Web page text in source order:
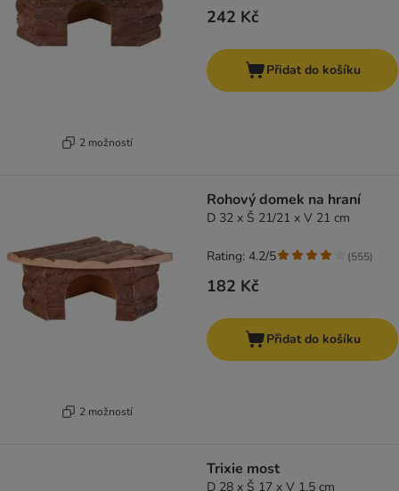
2 možností
242 Kč
Přidat do košíku
2 možností
Rohový domek na hraní
D 32 x Š 21/21 x V 21 cm
182 Kč
Rating: 4.2/5 (555)
Přidat do košíku
Trixie most
D 28 x Š 17 x V 1,5 cm